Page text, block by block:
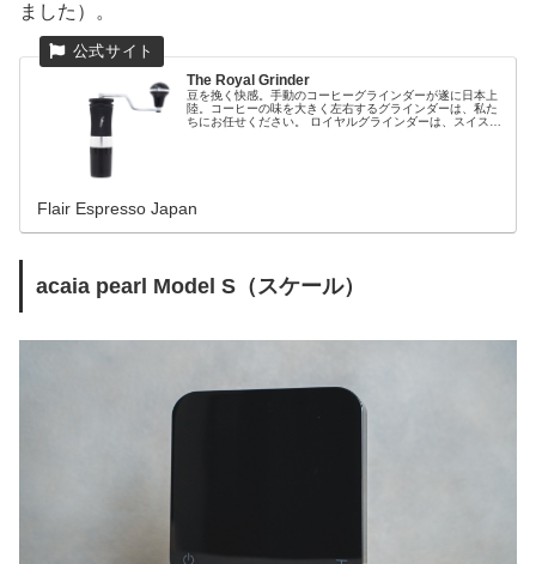
ました）。
The Royal Grinder
豆を挽く快感。手動のコーヒーグラインダーが遂に日本上
陸。コーヒーの味を大きく左右するグラインダーは、私た
ちにお任せください。 ロイヤルグラインダーは、スイス製
Flair Espresso Japan
acaia pearl Model S（スケール）